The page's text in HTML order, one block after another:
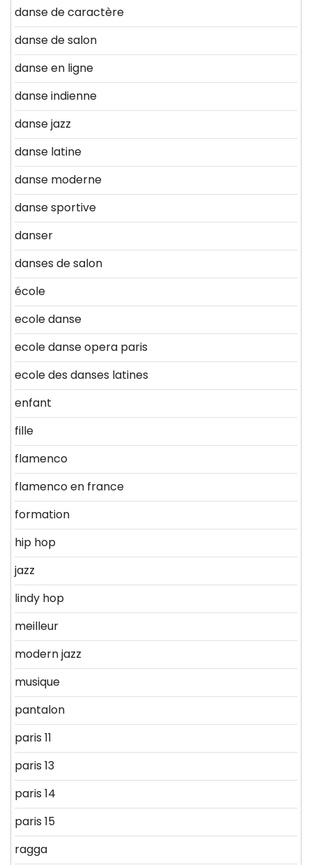
danse de caractère
danse de salon
danse en ligne
danse indienne
danse jazz
danse latine
danse moderne
danse sportive
danser
danses de salon
école
ecole danse
ecole danse opera paris
ecole des danses latines
enfant
fille
flamenco
flamenco en france
formation
hip hop
jazz
lindy hop
meilleur
modern jazz
musique
pantalon
paris 11
paris 13
paris 14
paris 15
ragga